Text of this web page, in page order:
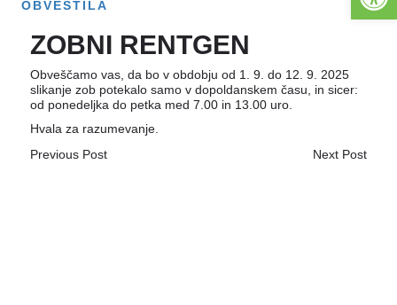
ZOBNI RENTGEN
Obveščamo vas, da bo v obdobju od 1. 9. do 12. 9. 2025
slikanje zob potekalo samo v dopoldanskem času, in sicer:
od ponedeljka do petka med 7.00 in 13.00 uro.
Hvala za razumevanje.
Previous Post
Next Post